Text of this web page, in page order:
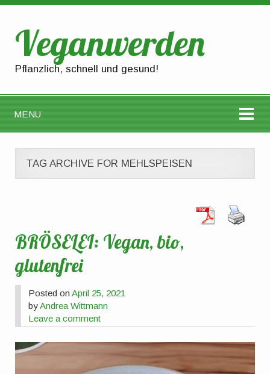
Veganwerden
Pflanzlich, schnell und gesund!
MENU
TAG ARCHIVE FOR MEHLSPEISEN
BRÖSELEI: Vegan, bio,
glutenfrei
Posted onApril 25, 2021
byAndrea Wittmann
Leave a comment